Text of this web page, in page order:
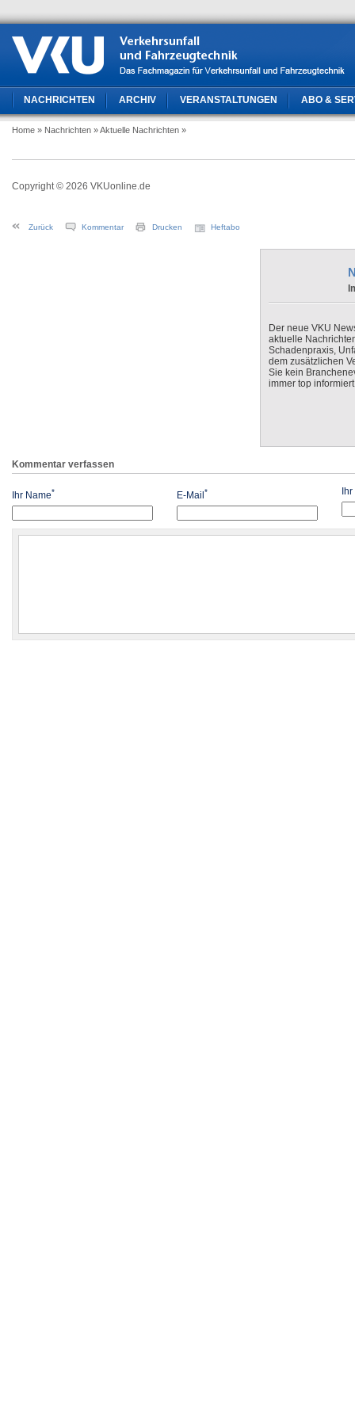
NACHRICHTEN ARCHIV VERANSTALTUNGEN ABO &
Home » Nachrichten » Aktuelle Nachrichten »
Copyright © 2026 VKUonline.de
Zurück Kommentar Drucken Heftabo
Der neue VKU
aktuelle
Schadenpraxis,
dem zusätzlichen
Sie kein
immer top
Kommentar verfassen
Ihr Name* E-Mail *